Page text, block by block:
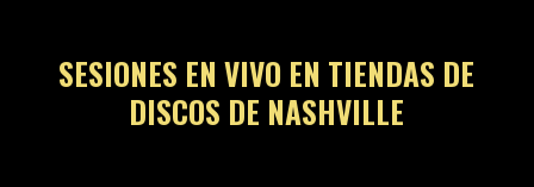
SESIONES EN VIVO EN TIENDAS DE
DISCOS DE NASHVILLE